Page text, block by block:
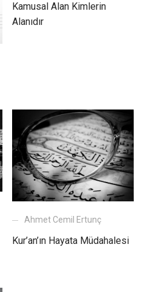
Kamusal Alan Kimlerin
Alanıdır
Ahmet Cemil Ertunç
Kur’an’ın Hayata Müdahalesi